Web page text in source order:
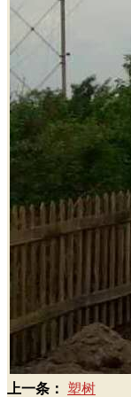
上一条：
塑树